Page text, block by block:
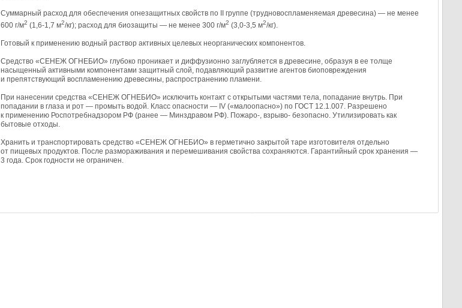
Суммарный расход для обеспечения огнезащитных свойств по II группе (трудновоспламеняемая древесина) — не менее
600 г/м2 (1,6-1,7 м2/кг); расход для биозащиты — не менее 300 г/м2 (3,0-3,5 м2/кг).
Готовый к применению водный раствор активных целевых неорганических компонентов.
Средство «СЕНЕЖ ОГНЕБИО» глубоко проникает и диффузионно заглубляется в древесине, образуя в ее толще
насыщенный активными компонентами защитный слой, подавляющий развитие агентов биоповреждения
и препятствующий воспламенению древесины, распространению пламени.
При нанесении средства «СЕНЕЖ ОГНЕБИО» исключить контакт с открытыми частями тела, попадание внутрь. При
попадании в глаза и рот — промыть водой. Класс опасности — IV («малоопасно») по ГОСТ 12.1.007. Разрешено
к применению Роспотребнадзором РФ (ранее — Минздравом РФ). Пожаро-, взрыво- безопасно. Утилизировать как
бытовые отходы.
Хранить и транспортировать средство «СЕНЕЖ ОГНЕБИО» в герметично закрытой таре изготовителя отдельно
от пищевых продуктов. После размораживания и перемешивания свойства сохраняются. Гарантийный срок хранения —
3 года. Срок годности не ограничен.